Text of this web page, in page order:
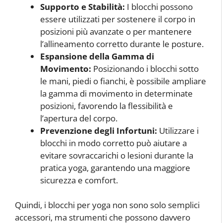
Supporto e Stabilità: I blocchi possono
essere utilizzati per sostenere il corpo in
posizioni più avanzate o per mantenere
l’allineamento corretto durante le posture.
Espansione della Gamma di
Movimento: Posizionando i blocchi sotto
le mani, piedi o fianchi, è possibile ampliare
la gamma di movimento in determinate
posizioni, favorendo la flessibilità e
l’apertura del corpo.
Prevenzione degli Infortuni: Utilizzare i
blocchi in modo corretto può aiutare a
evitare sovraccarichi o lesioni durante la
pratica yoga, garantendo una maggiore
sicurezza e comfort.
Quindi, i blocchi per yoga non sono solo semplici
accessori, ma strumenti che possono davvero